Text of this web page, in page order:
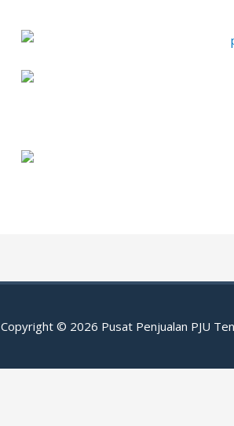
Copyright © 2026 Pusat Penjualan PJU